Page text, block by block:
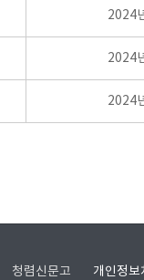
2024
2024
2024
청렴신문고 개인정보